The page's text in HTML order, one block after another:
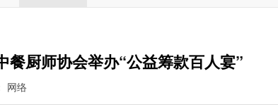
餐厨师协会举办“公益筹款百人宴”
网络